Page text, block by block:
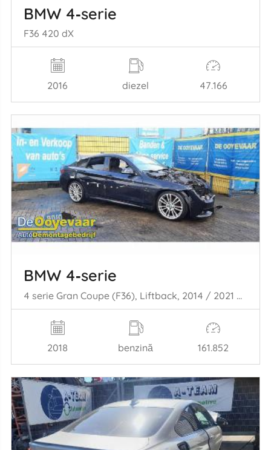
BMW 4‑serie
F36 420 dX
2016 diezel 47.166
BMW 4‑serie
4 serie Gran Coupe (F36), Liftback, 2014 / 2021 420i 2.0 TwinPower Turbo 16V
2018 benzină 161.852